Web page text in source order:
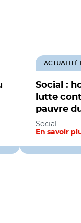
Social :
lutte
pauvre
ACTUALITÉ
Social
En savoir